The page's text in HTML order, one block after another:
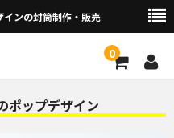
インの封筒制作・販売
0
ポップデザイン